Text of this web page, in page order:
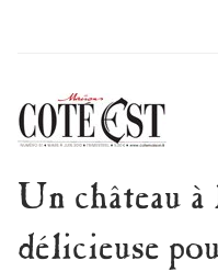
Un château à
délicieuse